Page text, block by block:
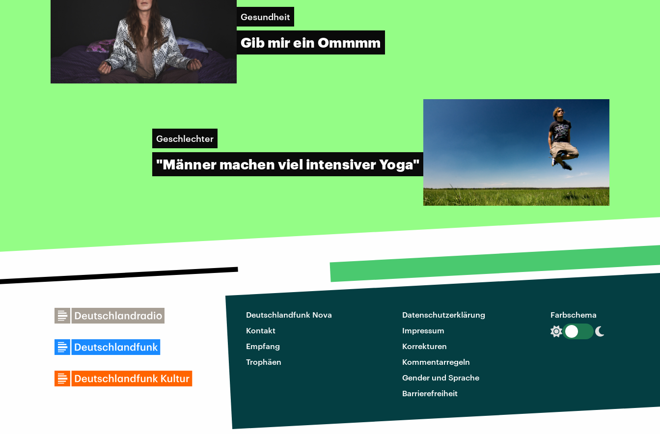
Gesundheit
Gib mir ein Ommmm
Geschlechter
"Männer machen viel intensiver Yoga"
Deutschlandfunk Nova
Kontakt
Empfang
Trophäen
Datenschutzerklärung
Impressum
Korrekturen
Kommentarregeln
Gender und Sprache
Barrierefreiheit
Farbschema